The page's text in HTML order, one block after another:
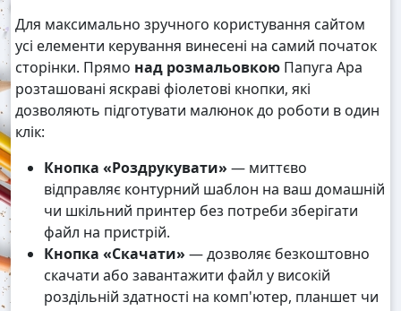
Для максимально зручного користування сайтом
усі елементи керування винесені на самий початок
сторінки. Прямо над розмальовкою Папуга Ара
розташовані яскраві фіолетові кнопки, які
дозволяють підготувати малюнок до роботи в один
клік:
Кнопка «Роздрукувати» — миттєво
відправляє контурний шаблон на ваш домашній
чи шкільний принтер без потреби зберігати
файл на пристрій.
Кнопка «Скачати» — дозволяє безкоштовно
скачати або завантажити файл у високій
роздільній здатності на комп'ютер, планшет чи